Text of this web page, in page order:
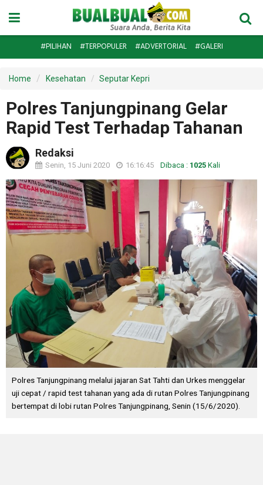
#PILIHAN #TERPOPULER #ADVERTORIAL #GALERI
Home Kesehatan Seputar Kepri
Polres Tanjungpinang Gelar
Rapid Test Terhadap Tahanan
Redaksi
Senin, 15 Juni 2020 16:16:45 Dibaca : 1025 Kali
Polres Tanjungpinang melalui jajaran Sat Tahti dan Urkes menggelar
uji cepat / rapid test tahanan yang ada di rutan Polres Tanjungpinang
bertempat di lobi rutan Polres Tanjungpinang, Senin (15/6/2020).